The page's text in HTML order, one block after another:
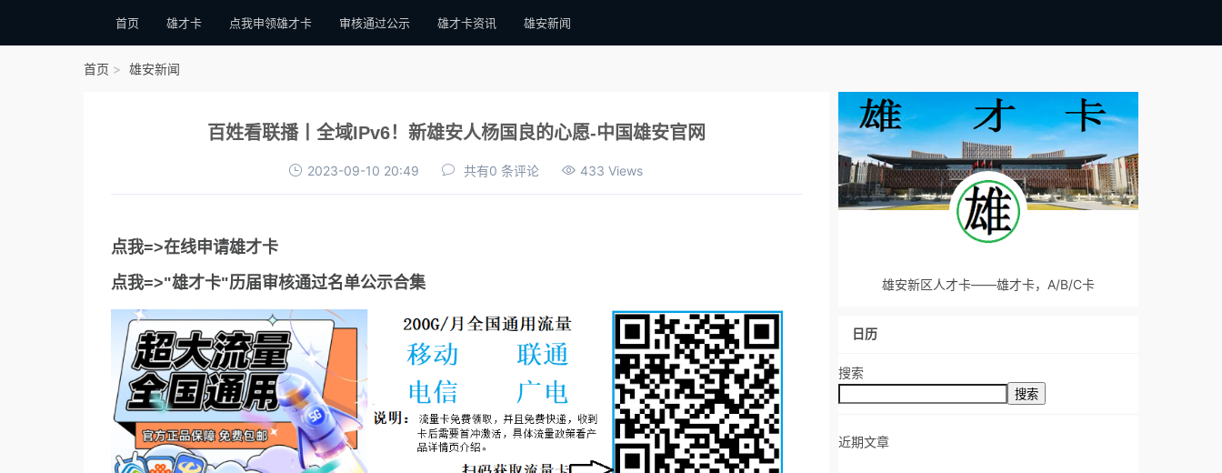
首页 雄才卡 点我申领雄才卡 审核通过公示 雄才卡资讯 雄安新闻
首页 雄安新闻
百姓看联播丨全域IPv6！新雄安人杨国良的心愿-中国雄安官网
2023-09-10 20:49 共有0 条评论 433 Views
点我=>在线申请雄才卡
点我=>"雄才卡"历届审核通过名单公示合集
雄安新区人才卡——雄才卡，A/B/C卡
日历
搜索
搜索
近期文章